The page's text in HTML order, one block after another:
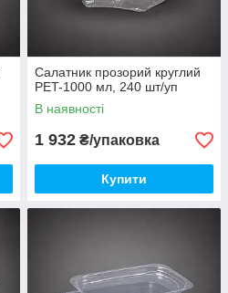
Салатник прозорий круглий
PET-1000 мл, 240 шт/уп
В наявності
1 932 ₴/упаковка
Купити